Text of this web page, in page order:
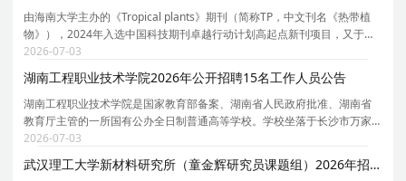
由海南大学主办的《Tropical plants》期刊（简称TP，中文刊名《热带植
物》），2024年入选中国科技期刊卓越行动计划高起点新刊项目，又于
2025年11月先后被科睿唯安ESCI数据库和中国科学引文数据库（CSCD）
收录。TP是国内首个聚焦热带植物研究领域的专业英文学
2026-07-03
湖南工程职业技术学院2026年公开招聘15名工作人员公告
湖南工程职业技术学院是国家教育部备案、湖南省人民政府批准、湖南省
教育厅主管的一所国有公办全日制普通高等学校。学校坐落于长沙市万家
丽北路。1958年建校以来,学校始终坚持传承大地文化,培养高素质技术技能
人才的办学理念,锐意进取,改革创新,获得教育部人
2026-07-03
武汉理工大学新材料研究所（童金辉研究员课题组）2026年招聘2名博士后启事